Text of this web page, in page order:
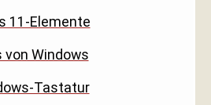
11-Elemente
von Windows
Tastatur